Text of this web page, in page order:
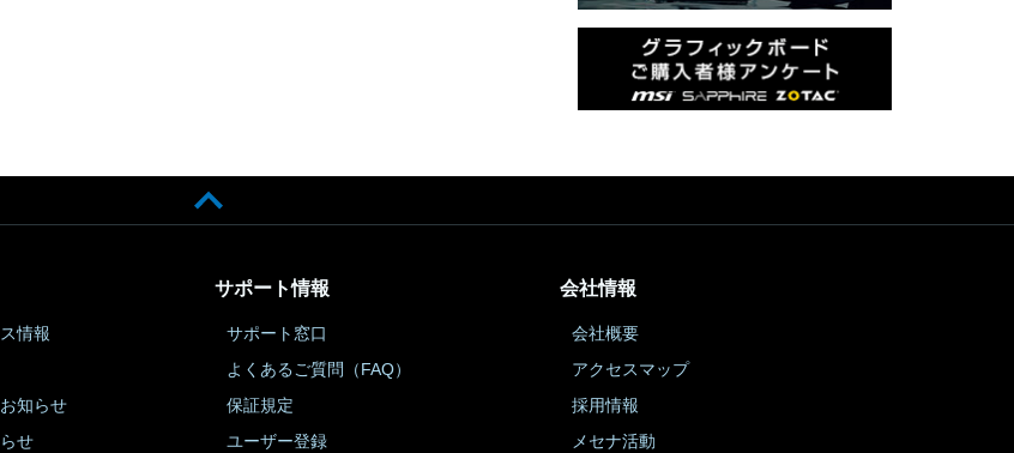
情報
知らせ
せ
サポート情報
サポート窓口
よくあるご質問（FAQ）
保証規定
ユーザー登録
会社情報
会社概要
アクセスマップ
採用情報
メセナ活動